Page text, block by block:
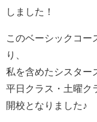
しました！
このベーシックコ
り、
私を含めたシスター
平日クラス・土曜ク
開校となりました♪